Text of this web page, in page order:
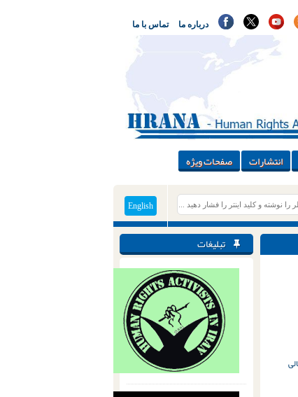
تماس با ما درباره ما
انتشارات صفحات ویژه
English
تبلیغات